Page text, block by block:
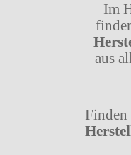
Im
aus
Finden